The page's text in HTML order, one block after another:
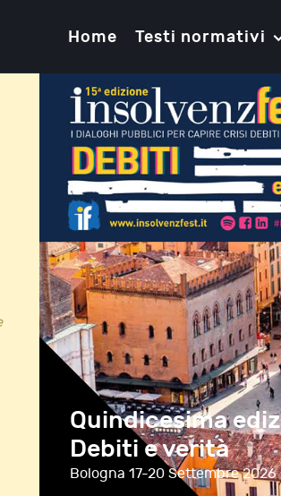
Home Testi normativi
Quindicesima
Debiti e verità
Bologna 17-20 Settembre 2026
Gli accordi di
prospettive tra
unionale
Assisi 23-24 Ottobre 2026